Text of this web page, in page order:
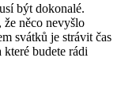
být dokonalé.
že něco nevyšlo
svátků je strávit čas
budete rádi